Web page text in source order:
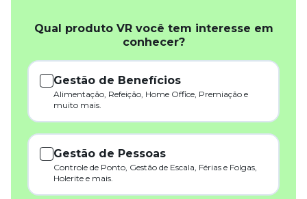
Qual produto VR você tem interesse em
conhecer?
Gestão de Benefícios
Alimentação, Refeição, Home Office, Premiação e
muito mais.
Gestão de Pessoas
Controle de Ponto, Gestão de Escala, Férias e Folgas,
Holerite e mais.